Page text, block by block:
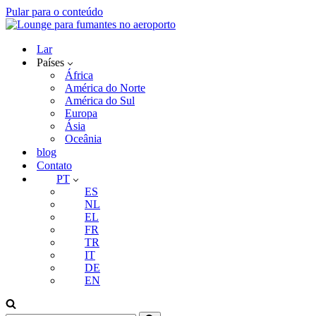
Pular para o conteúdo
Lar
Países
África
América do Norte
América do Sul
Europa
Ásia
Oceânia
blog
Contato
PT
ES
NL
EL
FR
TR
IT
DE
EN